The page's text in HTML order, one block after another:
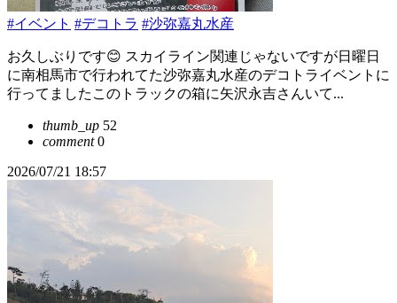
#イベント #デコトラ #沙弥嘉丸水産
お久しぶりです😊 スカイライン関連じゃないですが日曜日
に南相馬市で行われてた沙弥嘉丸水産のデコトライベントに
行ってましたこのトラックの箱に矢沢永吉さんいて...
thumb_up 52
comment0
2026/07/21 18:57